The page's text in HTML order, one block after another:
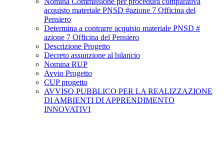
acquisto materiale PNSD #azione 7 Officina del
Pensiero
Determina a contrarre acquisto materiale PNSD #
azione 7 Officina del Pensiero
Descrizione Progetto
Decreto assunzione al bilancio
Nomina RUP
Avvio Progetto
CUP progetto
AVVISO PUBBLICO PER LA REALIZZAZIONE
DI AMBIENTI DI APPRENDIMENTO
INNOVATIVI